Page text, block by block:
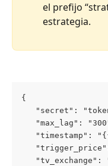
el prefijo
estrategia.
{
"secret":
"max_lag":
"timestamp":
"tv_exchange":